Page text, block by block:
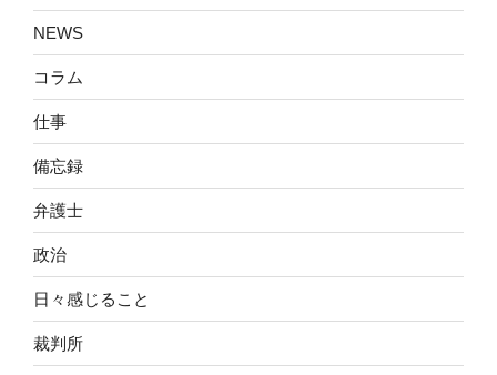
NEWS
コラム
仕事
備忘録
弁護士
政治
日々感じること
裁判所